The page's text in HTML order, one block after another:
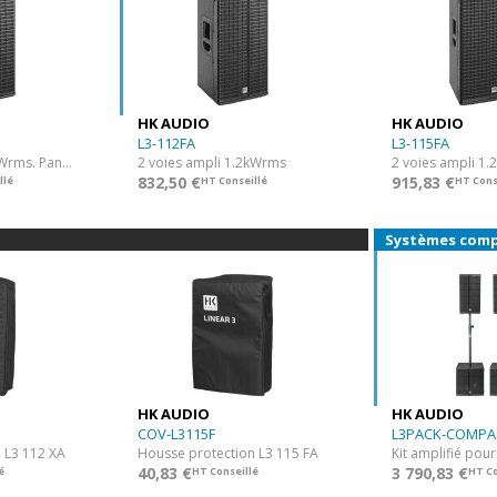
- une directivité
réflexions sonores
Les LINEAR 3
pour toutes les
Particulièrement
une énergie et une
ou encore
Flexibles et
d’entrées stéréo,
2 voies ampli 1.2kWrms. Pan coupé
HK AUDIO
L3-112FA
2 voies ampli 1.2kWrms
832,50 €HT Conseillé
HK AUDIO
L3-115FA
2 voies ampli
915,83 €HT
112 XA
HK AUDIO
COV-L3115F
Housse protection L3 115 FA
40,83 €HT Conseillé
Systèmes
HK AUDIO
L3PACK-
3 790,83 €HT